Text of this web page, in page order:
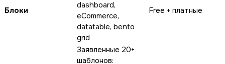
Блоки
dashboard,
eCommerce,
datatable, bento
grid
Free + платные
Заявленные 20+
шаблонов: